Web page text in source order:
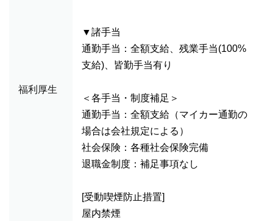
福利厚生
▼諸手当
通勤手当：全額支給、残業手当(100%
支給)、皆勤手当有り
＜各手当・制度補足＞
通勤手当：全額支給（マイカー通勤の
場合は会社規定による）
社会保険：各種社会保険完備
退職金制度：補足事項なし
[受動喫煙防止措置]
屋内禁煙